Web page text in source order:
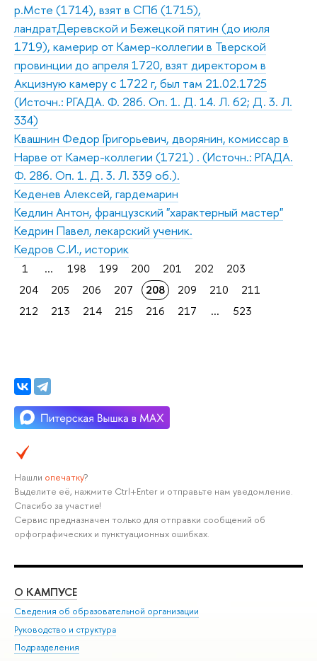
р.Мсте (1714), взят в СПб (1715),
ландратДеревской и Бежецкой пятин (до июля
1719), камерир от Камер-коллегии в Тверской
провинции до апреля 1720, взят директором в
Акцизную камеру с 1722 г, был там 21.02.1725
(Источн.: РГАДА. Ф. 286. Оп. 1. Д. 14. Л. 62; Д. 3. Л.
334)
Квашнин Федор Григорьевич, дворянин, комиссар в
Нарве от Камер-коллегии (1721) . (Источн.: РГАДА.
Ф. 286. Оп. 1. Д. 3. Л. 339 об.).
Кеденев Алексей, гардемарин
Кедлин Антон, французский "характерный мастер"
Кедрин Павел, лекарский ученик.
Кедров С.И., историк
1 ... 198 199 200 201 202
203
204
205 206 207 208 209 210
211
212
213 214 215 216 217 ... 523
Нашли опечатку?
Выделите её, нажмите Ctrl+Enter и отправьте нам уведомление.
Спасибо за участие!
Сервис предназначен только для отправки сообщений об
орфографических и пунктуационных ошибках.
О КАМПУСЕ
Сведения об образовательной организации
Руководство и структура
Подразделения